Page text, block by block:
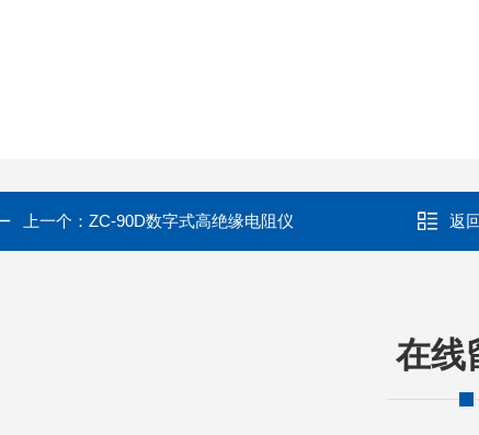
上一个：ZC-90D数字式高绝缘电阻仪 返
在线